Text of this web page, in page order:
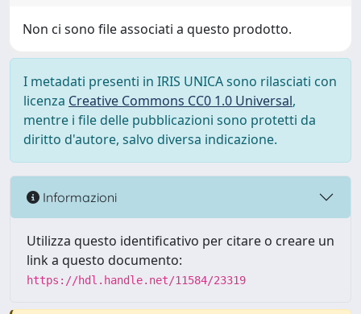
Non ci sono file associati a questo prodotto.
I metadati presenti in IRIS UNICA sono rilasciati con
licenza Creative Commons CC0 1.0 Universal,
mentre i file delle pubblicazioni sono protetti da
diritto d'autore, salvo diversa indicazione.
Informazioni
Utilizza questo identificativo per citare o creare un
link a questo documento:
https://hdl.handle.net/11584/23319